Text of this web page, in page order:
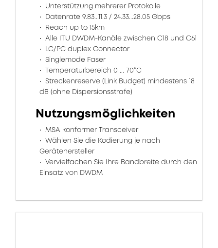
Unterstützung mehrerer Protokolle
Datenrate 9.83...11.3 / 24.33...28.05 Gbps
Reach up to 15km
Alle ITU DWDM-Kanäle zwischen C18 und C61
LC/PC duplex Connector
Singlemode Faser
Temperaturbereich 0 ... 70°C
Streckenreserve (Link Budget) mindestens 18
dB (ohne Dispersionsstrafe)
Nutzungsmöglichkeiten
MSA konformer Transceiver
Wählen Sie die Kodierung je nach
Gerätehersteller
Vervielfachen Sie Ihre Bandbreite durch den
Einsatz von DWDM